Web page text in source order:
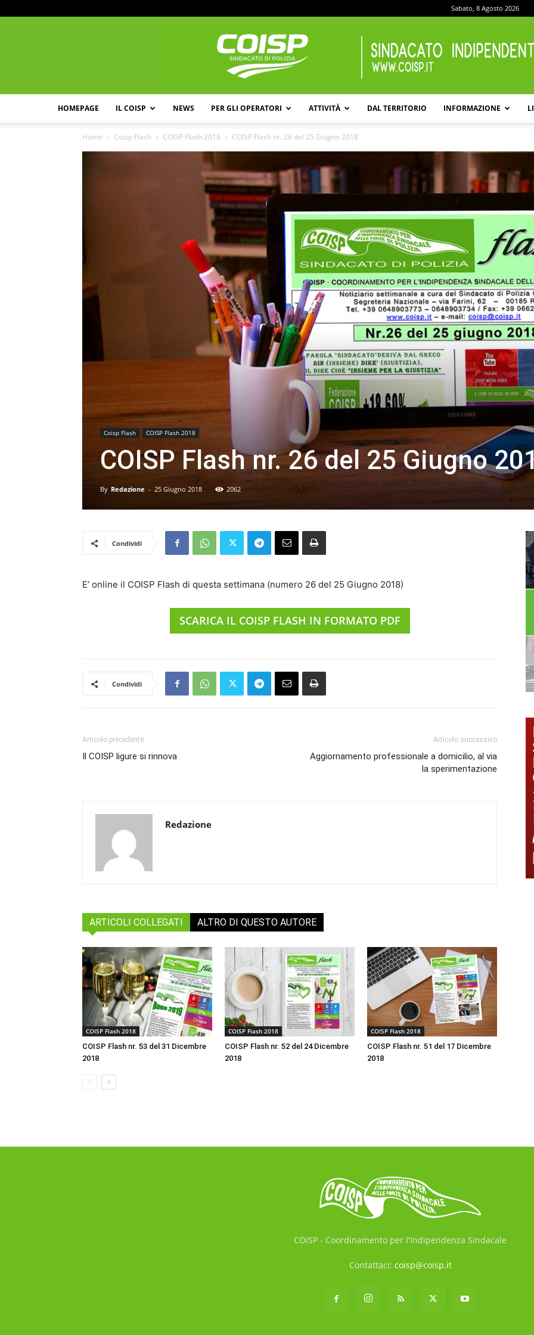
Sabato, 8 Agosto 2026
HOMEPAGE IL COISP NEWS PER GLI OPERATORI ATTIVITÀ DAL TERRITORIO INFORMAZIONE
Home Coisp Flash COISP Flash 2018 COISP Flash nr. 26 del 25 Giugno 2018
Coisp Flash COISP Flash 2018
COISP Flash nr. 26 del 25 Giugno
By Redazione - 25 Giugno 2018 2062
Condividi
E’ online il COISP Flash di questa settimana (numero 26 del 25 Giugno 2018)
SCARICA IL COISP FLASH IN FORMATO PDF
Condividi
Articolo precedente
Il COISP ligure si rinnova
Articolo successivo
Aggiornamento professionale a domicilio, al via
la sperimentazione
Redazione
ARTICOLI COLLEGATI ALTRO DI QUESTO AUTORE
COISP Flash 2018
COISP Flash nr. 53 del 31 Dicembre
2018
COISP Flash 2018
COISP Flash nr. 52 del 24 Dicembre
2018
COISP Flash 2018
COISP Flash nr. 51 del 17 Dicembre
2018
COISP - Coordinamento per l'Indipendenza Sindacale
Contattaci: coisp@coisp.it